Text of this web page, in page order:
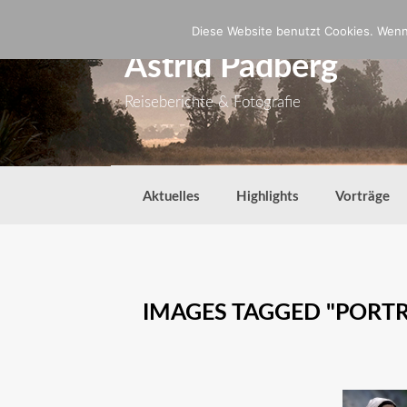
Astrid Padberg
Reiseberichte & Fotografie
Aktuelles Highlights Vorträge
IMAGES TAGGED
Diese Website benutzt Cookies.